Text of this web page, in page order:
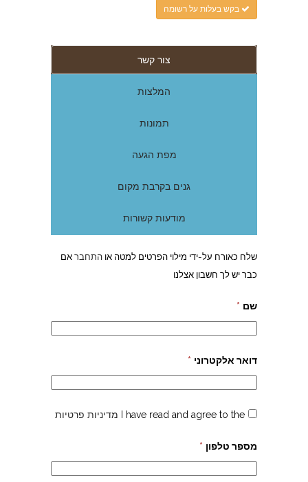
בקש בעלות על רשומה
צור קשר
המלצות
תמונות
מפת הגעה
גנים בקרבת מקום
מודעות קשורות
שלח כאורח על-ידי מילוי הפרטים למטה או התחבראם
כבר יש לך חשבון אצלנו
שם *
דואר אלקטרוני *
I have read and agree to the מדיניות פרטיות
מספר טלפון *